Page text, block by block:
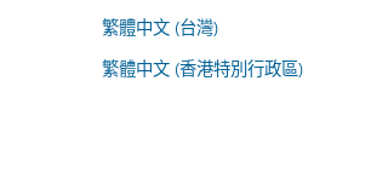
繁體中文 (台灣)
繁體中文 (香港特別行政區)